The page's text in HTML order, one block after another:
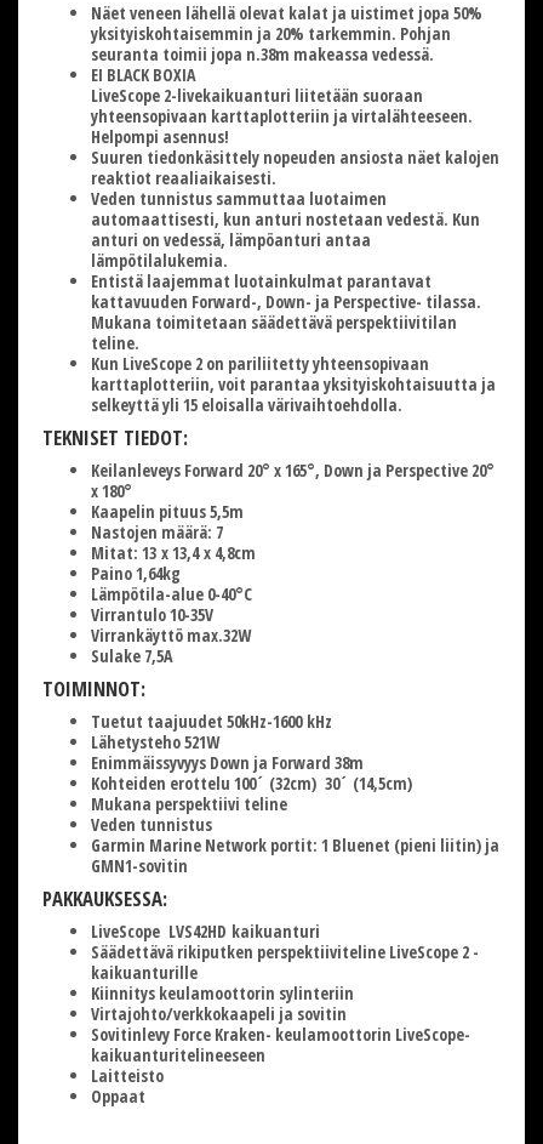
Näet veneen lähellä olevat kalat ja uistimet jopa 50%
yksityiskohtaisemmin ja 20% tarkemmin. Pohjan
seuranta toimii jopa n.38m makeassa vedessä.
EI BLACK BOXIA
LiveScope 2-livekaikuanturi liitetään suoraan
yhteensopivaan karttaplotteriin ja virtalähteeseen.
Helpompi asennus!
Suuren tiedonkäsittely nopeuden ansiosta näet kalojen
reaktiot reaaliaikaisesti.
Veden tunnistus sammuttaa luotaimen
automaattisesti, kun anturi nostetaan vedestä. Kun
anturi on vedessä, lämpöanturi antaa
lämpötilalukemia.
Entistä laajemmat luotainkulmat parantavat
kattavuuden Forward-, Down- ja Perspective- tilassa.
Mukana toimitetaan säädettävä perspektiivitilan
teline.
Kun LiveScope 2 on pariliitetty yhteensopivaan
karttaplotteriin, voit parantaa yksityiskohtaisuutta ja
selkeyttä yli 15 eloisalla värivaihtoehdolla.
TEKNISET TIEDOT:
Keilanleveys Forward 20° x 165°, Down ja Perspective 20°
x 180°
Kaapelin pituus 5,5m
Nastojen määrä: 7
Mitat: 13 x 13,4 x 4,8cm
Paino 1,64kg
Lämpötila-alue 0-40°C
Virrantulo 10-35V
Virrankäyttö max.32W
Sulake 7,5A
TOIMINNOT:
Tuetut taajuudet 50kHz-1600 kHz
Lähetysteho 521W
Enimmäissyvyys Down ja Forward 38m
Kohteiden erottelu 100´ (32cm) 30´ (14,5cm)
Mukana perspektiivi teline
Veden tunnistus
Garmin Marine Network portit: 1 Bluenet (pieni liitin) ja
GMN1-sovitin
PAKKAUKSESSA:
LiveScope LVS42HD kaikuanturi
Säädettävä rikiputken perspektiiviteline LiveScope 2 -
kaikuanturille
Kiinnitys keulamoottorin sylinteriin
Virtajohto/verkkokaapeli ja sovitin
Sovitinlevy Force Kraken- keulamoottorin LiveScope-
kaikuanturitelineeseen
Laitteisto
Oppaat